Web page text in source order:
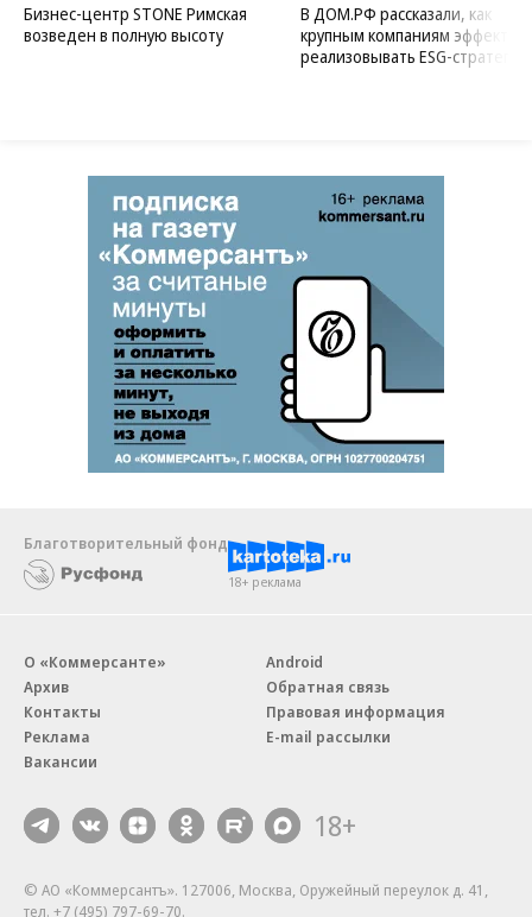
Бизнес-центр STONE Римская
возведен в полную высоту
В ДОМ.РФ рассказали, как
крупным компаниям
реализовывать ESG-стратегию
Благотворительный фонд
18+ реклама
О «Коммерсанте»
Архив
Контакты
Реклама
Вакансии
Android
Обратная связь
Правовая информация
E-mail рассылки
18+
© АО «Коммерсантъ». 127006, Москва, Оружейный переулок д. 41,
тел. +7 (495) 797-69-70.